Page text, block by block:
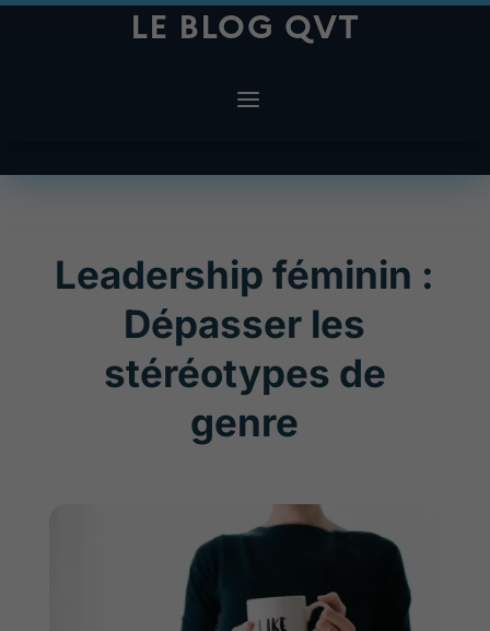
LE BLOG QVT
Leadership féminin :
Dépasser les
stéréotypes de
genre